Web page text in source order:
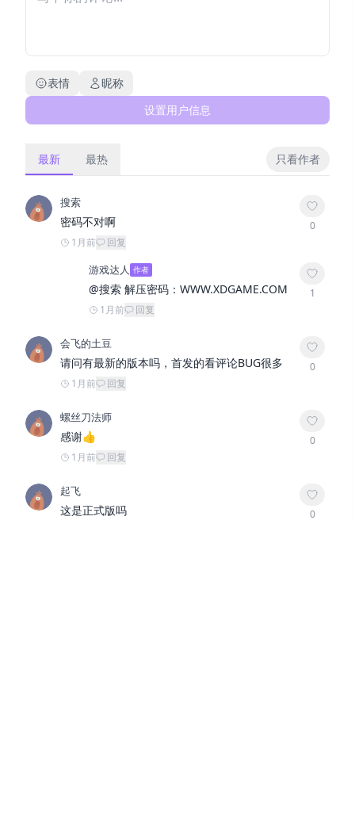
表情
昵称
设置用户信息
最新 最热 只看作者
搜索
密码不对啊
1月前 回复
0
游戏达人 作者
@搜索 解压密码：WWW.XDGAME.COM
1月前 回复
1
会飞的土豆
请问有最新的版本吗，首发的看评论BUG很多
1月前 回复
0
螺丝刀法师
感谢👍
1月前 回复
0
起飞
这是正式版吗 0